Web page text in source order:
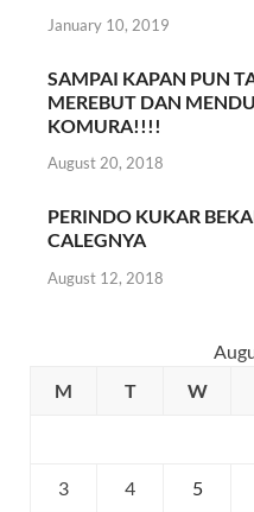
January 10, 2019
SAMPAI KAPAN PUN
MEREBUT DAN
KOMURA!!!!
August 20, 2018
PERINDO KUKAR
CALEGNYA
August 12, 2018
M
T W
3 4 5